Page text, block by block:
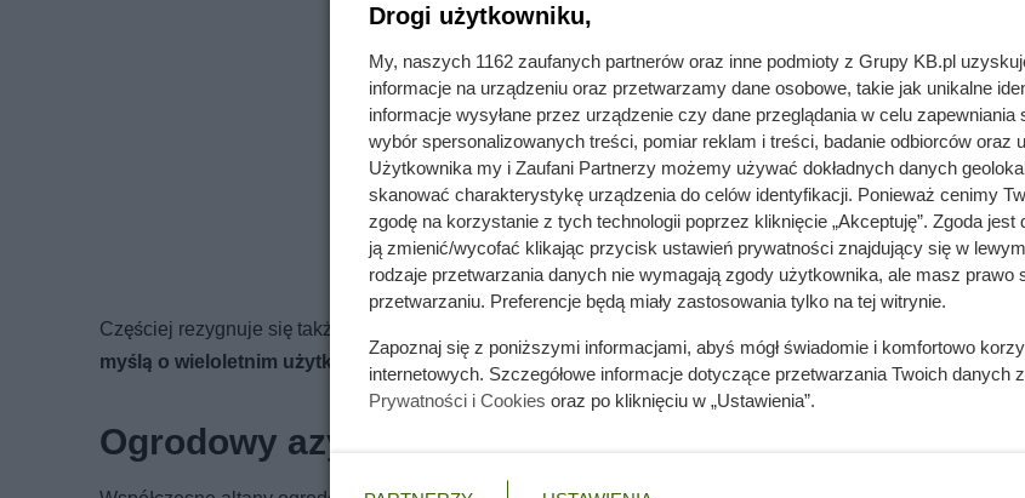
Częściej rezygnuje się także z udziwnień i chwilowych trendów, które szybko się starzeją. Obecnie altany
myślą o wieloletnim użytkowaniu. Tak, by nie wymagały częstych modernizacji ani wymiany.
Ogrodowy azyl do pracy, gotowania i odpoczynku
Drogi użytkowniku,
My, naszych 1162 zaufanych partnerów oraz inne podmioty z Grupy KB.pl
informacje na urządzeniu oraz przetwarzamy dane osobowe, takie jak unikalne
informacje wysyłane przez urządzenie czy dane przeglądania w celu
wybór spersonalizowanych treści, pomiar reklam i treści, badanie odbiorców oraz
Użytkownika my i Zaufani Partnerzy możemy używać dokładnych danych
skanować charakterystykę urządzenia do celów identyfikacji. Ponieważ cenimy
zgodę na korzystanie z tych technologii poprzez kliknięcie „Akceptuję”. Zgoda
ją zmienić/wycofać klikając przycisk ustawień prywatności znajdujący się w
rodzaje przetwarzania danych nie wymagają zgody użytkownika, ale masz prawo
przetwarzaniu. Preferencje będą miały zastosowania tylko na tej witrynie.
Zapoznaj się z poniższymi informacjami, abyś mógł świadomie i komfortowo
internetowych. Szczegółowe informacje dotyczące przetwarzania Twoich danych
Prywatności i Cookies oraz po kliknięciu w „Ustawienia”.